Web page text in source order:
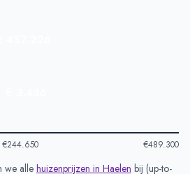
€244.650 €489.300
we alle huizenprijzen in Haelen bij (up-to-